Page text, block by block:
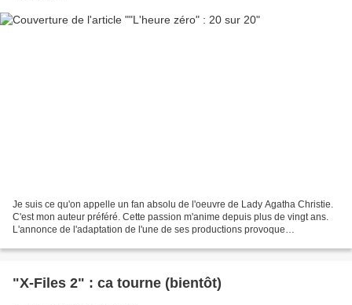
Je suis ce qu'on appelle un fan absolu de l'oeuvre de Lady Agatha Christie.
C'est mon auteur préféré. Cette passion m'anime depuis plus de vingt ans.
L'annonce de l'adaptation de l'une de ses productions provoque
"X-Files 2" : ca tourne (bientôt)